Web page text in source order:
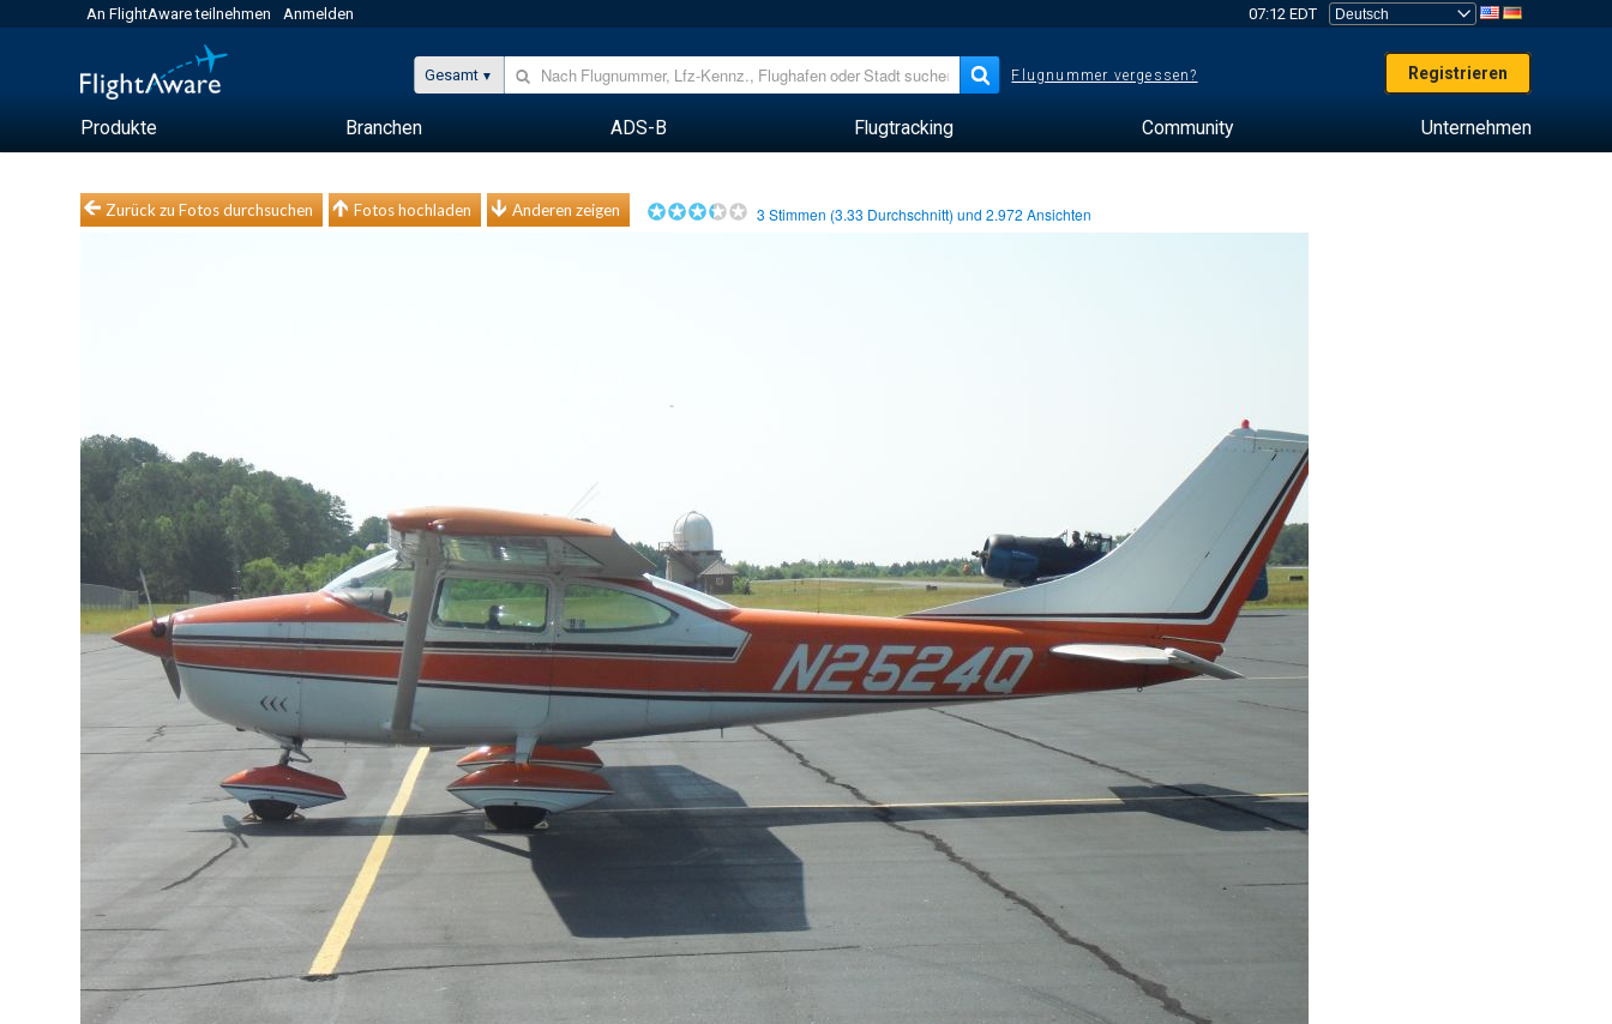
An FlightAware teilnehmen Anmelden 07:12 EDT
Gesamt Flugnummer vergessen? Registrieren
Produkte Branchen ADS-B Flugtracking Community Unternehmen
Zurück zu Fotos durchsuchen Fotos hochladen Anderen zeigen 3 Stimmen (3.33 Durchschnitt) und2.972 Ansichten